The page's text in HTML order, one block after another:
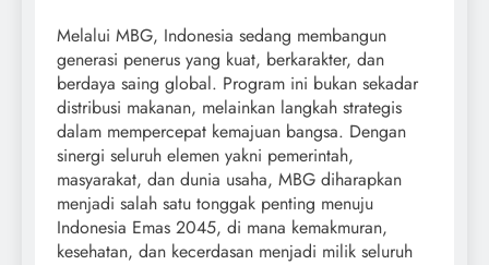
Melalui MBG, Indonesia sedang membangun
generasi penerus yang kuat, berkarakter, dan
berdaya saing global. Program ini bukan sekadar
distribusi makanan, melainkan langkah strategis
dalam mempercepat kemajuan bangsa. Dengan
sinergi seluruh elemen yakni pemerintah,
masyarakat, dan dunia usaha, MBG diharapkan
menjadi salah satu tonggak penting menuju
Indonesia Emas 2045, di mana kemakmuran,
kesehatan, dan kecerdasan menjadi milik seluruh